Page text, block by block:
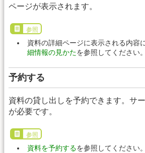
ページが表示されます。
参照
資料の詳細ページに表示される内容
細情報の見かたを参照してください。
予約する
資料の貸し出しを予約できます。サ
が必要です。
参照
資料を予約するを参照してください。